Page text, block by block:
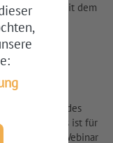
mit dem
und
Erreichung des
sind. Dies ist für
Webinar